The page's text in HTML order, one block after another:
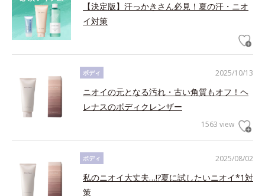
【決定版】汗っかきさん必見！夏の汗・ニオ
イ対策
2025/10/13
ボディ
ニオイの元となる汚れ・古い角質もオフ！ヘ
レナスのボディクレンザー
1563 view
2025/08/02
ボディ
私のニオイ大丈夫…!?夏に試したいニオイ*1対
策